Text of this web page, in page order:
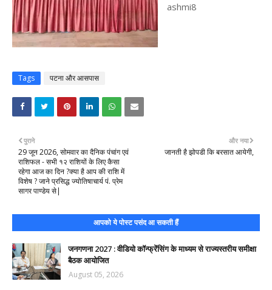
ashmi8
Tags पटना और आसपास
और नया
जानती है झोपडी कि बरसात आयेगी,
पुराने
29 जून 2026, सोमवार का दैनिक पंचांग एवं
राशिफल - सभी १२ राशियों के लिए कैसा
रहेगा आज का दिन ?क्या है आप की राशि में
विशेष ? जाने प्रसिद्ध ज्योतिषाचार्य पं. प्रेम
सागर पाण्डेय से|
आपको ये पोस्ट पसंद आ सकती हैं
जनगणना 2027 : वीडियो कॉन्फ्रेंसिंग के माध्यम से राज्यस्तरीय समीक्षा
बैठक आयोजित
August 05, 2026